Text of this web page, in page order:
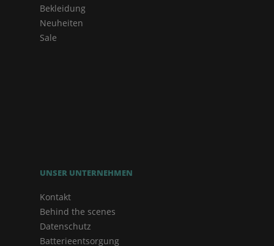
Bekleidung
Neuheiten
Sale
UNSER UNTERNEHMEN
Kontakt
Behind the scenes
Datenschutz
Batterieentsorgung